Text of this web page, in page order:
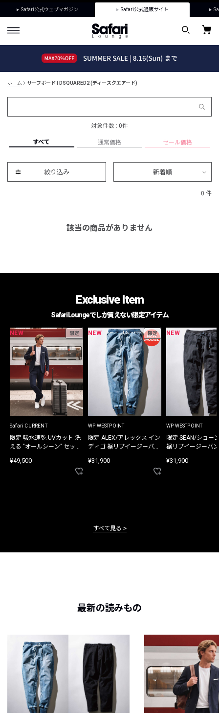
Safari公式ウェブマガジン Safari公式通販サイト
ホーム サーフボード | DSQUARED2 (ディースクエアード)
対象件数 : 0件
すべて 通常価格 セール価格
絞り込み 新着順
0 件
該当の商品がありません
Exclusive Item
Safari Loungeでしか買えない限定アイテム
NEW 限定
Safari CURRENT
限定 吸水速乾 UVカット 洗
える "オールシーン" セット
¥49,500
NEW 限定
WP WESTPOINT
限定 ALEX/アレックス イン
ディゴ 裾リブイージーパン
¥31,900
NEW
WP WESTPOINT
限定 SEAN/ショー
裾リブイージーパ
¥31,900
すべて見る
最新の読みもの